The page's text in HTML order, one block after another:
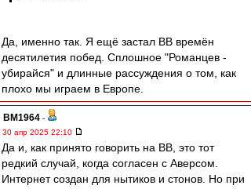
Да, именно так. Я ещё застал ВВ времён
десятилетия побед. Сплошное "Романцев -
убирайся" и длинные рассуждения о том, как
плохо мы играем в Европе.
BM1964 -
30 апр 2025 22:10
Да и, как принято говорить на ВВ, это тот
редкий случай, когда согласен с Аверсом.
Интернет создан для нытиков и стонов. Но при